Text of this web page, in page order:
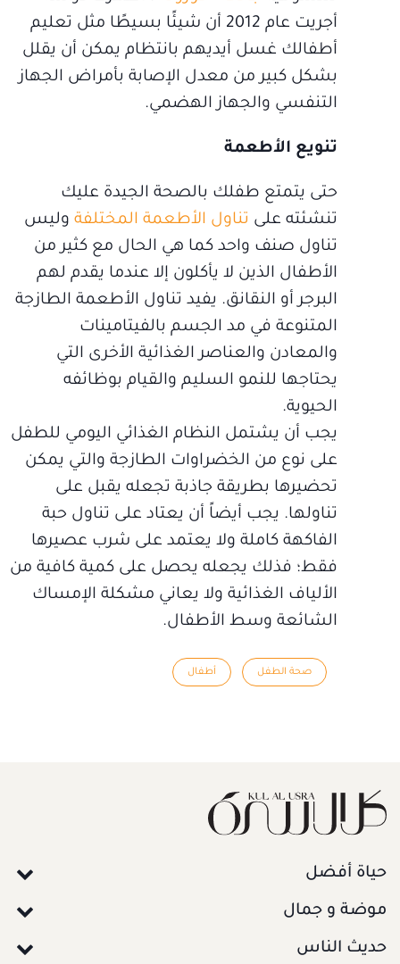
أجريت عام 2012 أن شيئًا بسيطًا مثل تعليم
أطفالك غسل أيديهم بانتظام يمكن أن يقلل
بشكل كبير من معدل الإصابة بأمراض الجهاز
التنفسي والجهاز الهضمي.
تنويع الأطعمة
حتى يتمتع طفلك بالصحة الجيدة عليك
تنشئته على تناول الأطعمة المختلفة وليس
تناول صنف واحد كما هي الحال مع كثير من
الأطفال الذين لا يأكلون إلا عندما يقدم لهم
البرجر أو النقانق. يفيد تناول الأطعمة الطازجة
المتنوعة في مد الجسم بالفيتامينات
والمعادن والعناصر الغذائية الأخرى التي
يحتاجها للنمو السليم والقيام بوظائفه
الحيوية.
يجب أن يشتمل النظام الغذائي اليومي للطفل
على نوع من الخضراوات الطازجة والتي يمكن
تحضيرها بطريقة جاذبة تجعله يقبل على
تناولها. يجب أيضاً أن يعتاد على تناول حبة
الفاكهة كاملة ولا يعتمد على شرب عصيرها
فقط؛ فذلك يجعله يحصل على كمية كافية من
الألياف الغذائية ولا يعاني مشكلة الإمساك
الشائعة وسط الأطفال.
صحة الطفل أطفال
حياة أفضل
موضة و جمال
حديث الناس